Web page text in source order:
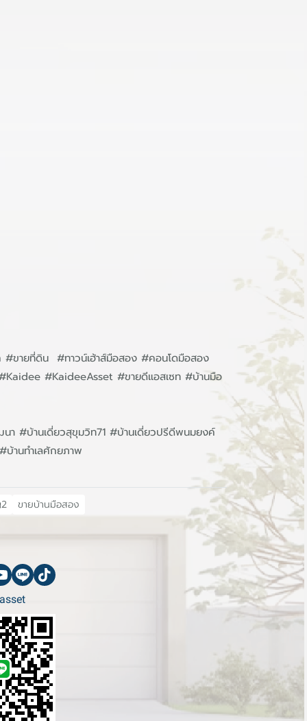
ขายที่ดิน #ทาวน์เฮ้าส์มือสอง #คอนโดมือสอง
#KaideeAsset #ขายดีแอสเซท #บ้านมือ
า #บ้านเดี่ยวสุขุมวิท71 #บ้านเดี่ยวปรีดีพนมยงค์
านทำเลศักยภาพ
ขายบ้านมือสอง